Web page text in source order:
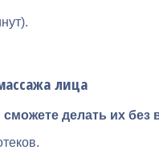
лица
делать их без